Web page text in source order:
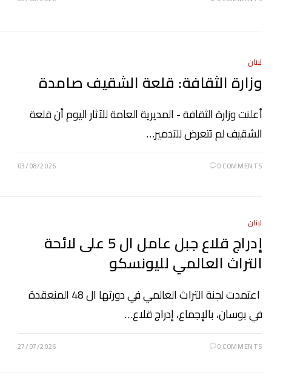
لبنان
وزارة الثقافة: قلعة الشقيف صامدة
أعلنت وزارة الثقافة - المديرية العامة للآثار اليوم أن قلعة
الشقيف لم تتعرض للتدمير…
0 COMMENTS
03/08/2026
لبنان
إدراج قلاع جبل عامل ال 5 على لائحة
التراث العالمي لليونسكو
اعتمدت لجنة التراث العالمي في دورتها ال 48 المنعقدة
في بوسان، بالإجماع، إدراج قلاع…
0 COMMENTS
27/07/2026